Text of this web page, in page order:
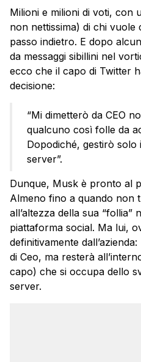
Milioni e milioni di voti, con
non nettissima) di chi
passo indietro. E dopo
da messaggi sibillini nel
ecco che il capo di Twitter
decisione:
“Mi dimetterò da CEO
qualcuno così folle da
Dopodiché, gestirò solo
server”.
Dunque, Musk è pronto al
Almeno fino a quando non
all’altezza della sua “follia”
piattaforma social. Ma lui,
definitivamente
di Ceo, ma resterà
capo) che si occupa dello
server.